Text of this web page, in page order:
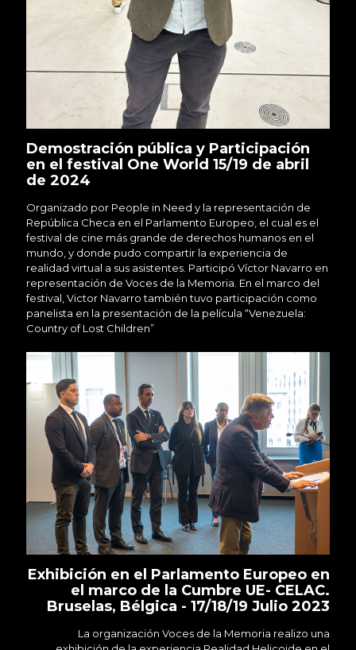
Demostración pública y Participación
en el festival One World 15/19 de abril
de 2024
Organizado por People in Need y la representación de
República Checa en el Parlamento Europeo, el cual es el
festival de cine más grande de derechos humanos en el
mundo, y donde pudo compartir la experiencia de
realidad virtual a sus asistentes. Participó Víctor Navarro en
representación de Voces de la Memoria. En el marco del
festival, Victor Navarro también tuvo participación como
panelista en la presentación de la película “Venezuela:
Country of Lost Children”
Exhibición en el Parlamento Europeo en
el marco de la Cumbre UE- CELAC.
Bruselas, Bélgica - 17/18/19 Julio 2023
La organización Voces de la Memoria realizo una